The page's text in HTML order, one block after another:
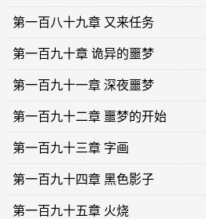
第一百八十九章 又来任务
第一百九十章 诡异的噩梦
第一百九十一章 深夜噩梦
第一百九十二章 噩梦的开始
第一百九十三章 字画
第一百九十四章 黑色影子
第一百九十五章 火烧